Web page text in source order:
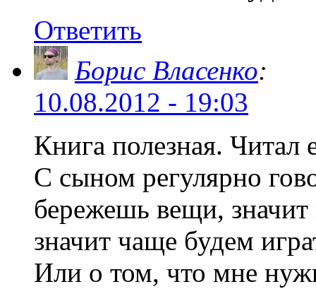
Ответить
Борис Власенко:
10.08.2012 - 19:03
Книга полезная. Читал
С сыном регулярно
бережешь вещи,
значит чаще будем
Или о том, что мне